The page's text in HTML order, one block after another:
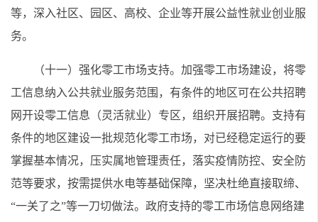
等，深入社区、园区、高校、企业等开展公益性就业创业服
务。
（十一）强化零工市场支持。加强零工市场建设，将零
工信息纳入公共就业服务范围，有条件的地区可在公共招聘
网开设零工信息（灵活就业）专区，组织开展招聘。支持有
条件的地区建设一批规范化零工市场，对已经稳定运行的要
掌握基本情况，压实属地管理责任，落实疫情防控、安全防
范等要求，按需提供水电等基础保障，坚决杜绝直接取缔、
“一关了之”等一刀切做法。政府支持的零工市场信息网络建